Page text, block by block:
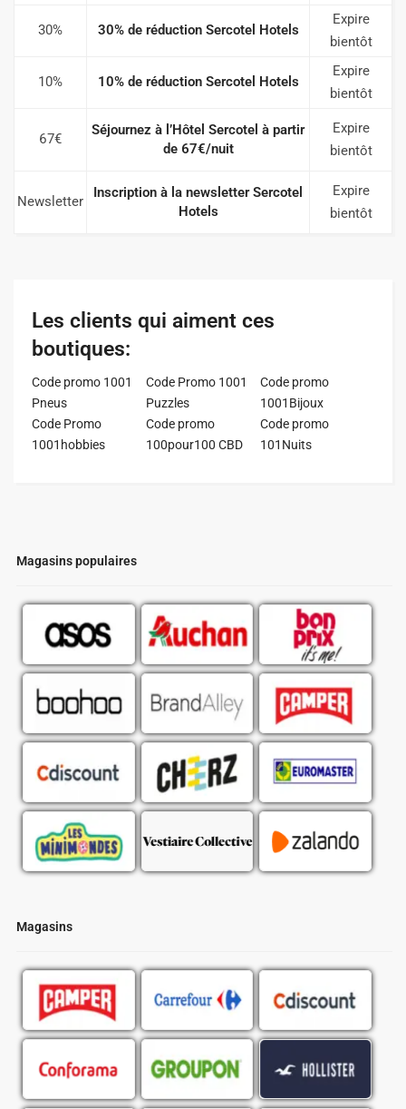
Magasins populaires
Magasins
30% 30% de réduction Sercotel Hotels
Expire
bientôt
10% 10% de réduction Sercotel Hotels
Expire
bientôt
67€
Séjournez à l’Hôtel Sercotel à partir
de 67€/nuit
Expire
bientôt
Newsletter
Inscription à la newsletter Sercotel
Hotels
Expire
bientôt
Les clients qui aiment ces
boutiques:
Code promo 1001
Pneus
Code Promo 1001
Puzzles
Code promo
1001Bijoux
Code Promo
1001hobbies
Code promo
100pour100 CBD
Code promo
101Nuits